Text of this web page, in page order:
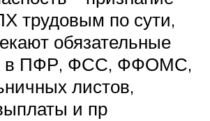
трудовым по сути,
обязательные
в ПФР, ФСС, ФФОМС,
листов,
и пр